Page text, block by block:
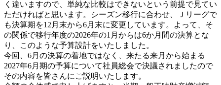
く違いますので、単純な比較はできないという前提で見てい
ただければと思います。シーズン移行に合わせ、Ｊリーグで
も決算期を12月末から6月末に変更しています。よって、そ
の関係で移行年度の2026年の1月からは6か月間の決算とな
り、このような予算設計をいたしました。
今回、6月の決算の着地ではなく、来たる来月から始まる
2027年6月期の予算について社員総会で決議されましたので
その内容を皆さんにご説明いたします。